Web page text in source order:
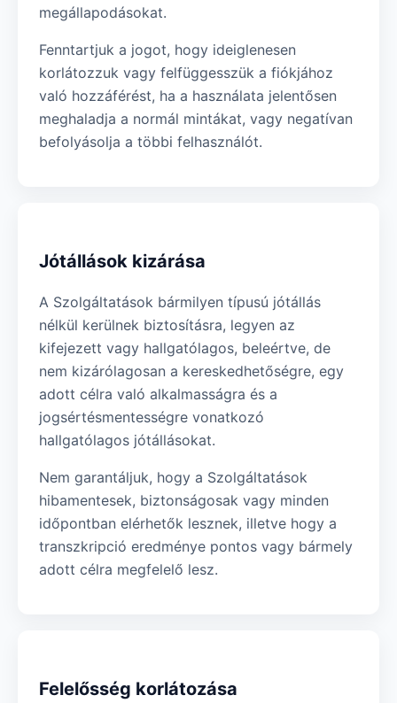
megállapodásokat.
Fenntartjuk a jogot, hogy ideiglenesen
korlátozzuk vagy felfüggesszük a fiókjához
való hozzáférést, ha a használata jelentősen
meghaladja a normál mintákat, vagy negatívan
befolyásolja a többi felhasználót.
Jótállások kizárása
A Szolgáltatások bármilyen típusú jótállás
nélkül kerülnek biztosításra, legyen az
kifejezett vagy hallgatólagos, beleértve, de
nem kizárólagosan a kereskedhetőségre, egy
adott célra való alkalmasságra és a
jogsértésmentességre vonatkozó
hallgatólagos jótállásokat.
Nem garantáljuk, hogy a Szolgáltatások
hibamentesek, biztonságosak vagy minden
időpontban elérhetők lesznek, illetve hogy a
transzkripció eredménye pontos vagy bármely
adott célra megfelelő lesz.
Felelősség korlátozása